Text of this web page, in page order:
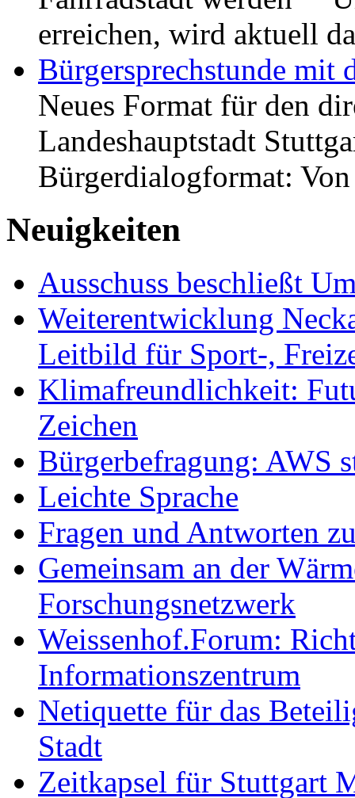
erreichen, wird aktuell
Bürgersprechstunde mit
Neues Format für den
Landeshauptstadt
Bürgerdialogformat:
Neuigkeiten
Ausschuss beschließt
Weiterentwicklung
Leitbild für Sport-,
Klimafreundlichkeit:
Zeichen
Bürgerbefragung: AWS
Leichte Sprache
Fragen und Antworten
Gemeinsam an der
Forschungsnetzwerk
Weissenhof.Forum:
Informationszentrum
Netiquette für das
Stadt
Zeitkapsel für Stuttgart